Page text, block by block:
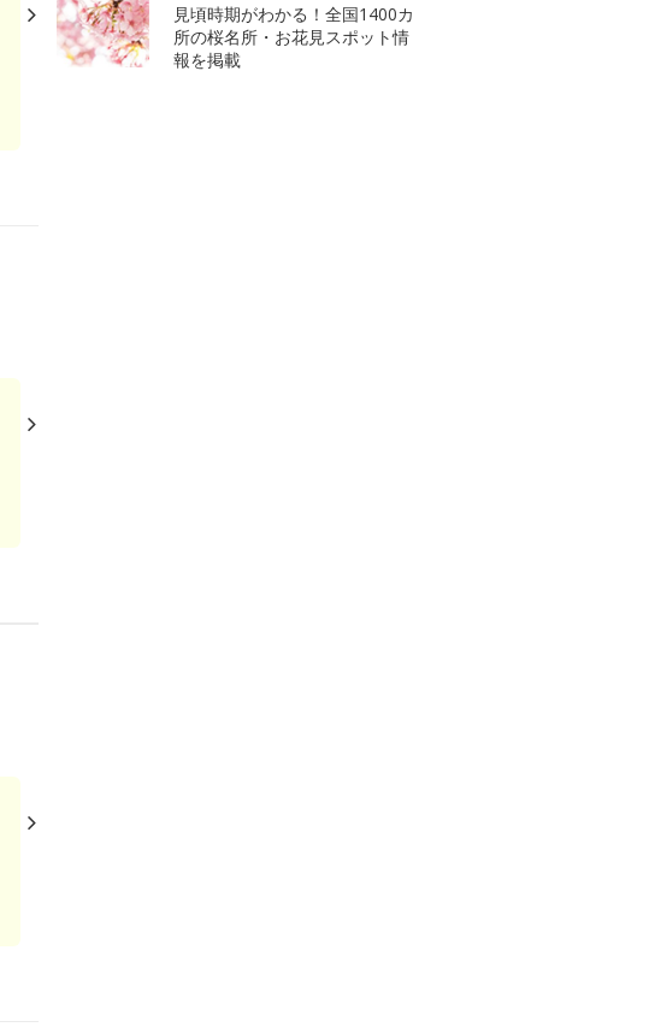
見頃時期がわかる！全国1400カ
所の桜名所・お花見スポット情
報を掲載